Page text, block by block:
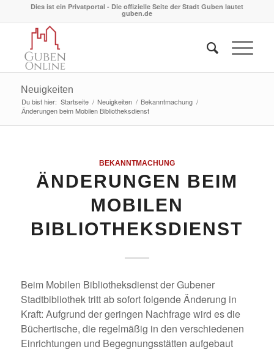
Dies ist ein Privatportal - Die offizielle Seite der Stadt Guben lautet
guben.de
Neuigkeiten
Du bist hier: Startseite / Neuigkeiten / Bekanntmachung /
Änderungen beim Mobilen Bibliotheksdienst
BEKANNTMACHUNG
ÄNDERUNGEN BEIM
MOBILEN
BIBLIOTHEKSDIENST
Beim Mobilen Bibliotheksdienst der Gubener
Stadtbibliothek tritt ab sofort folgende Änderung in
Kraft: Aufgrund der geringen Nachfrage wird es die
Büchertische, die regelmäßig in den verschiedenen
Einrichtungen und Begegnungsstätten aufgebaut